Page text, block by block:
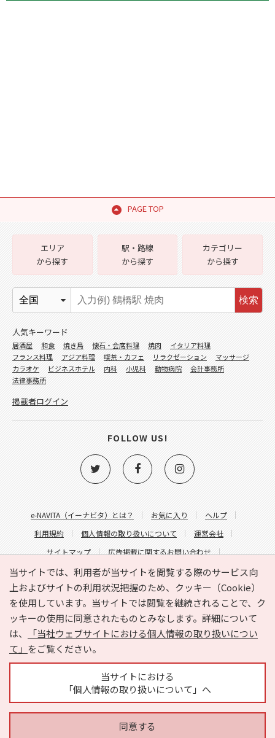
PAGE TOP
当サイトでは、利用者が当サイトを閲覧する際のサービス向
上およびサイトの利用状況把握のため、クッキー（Cookie）
を使用しています。当サイトでは閲覧を継続されることで、ク
ッキーの使用に同意されたものとみなします。詳細について
は、
「当社ウェブサイトにおける個人情報の取り扱いについ
て」 をご覧ください。
当サイトにおける
「個人情報の取り扱いについて」へ
同意する
e-NAVITA（イーナビタ）とは？ お気に入り
ヘルプ
利用規約
個人情報の取り扱いについて
運営会社
サイトマップ
広告掲載に関するお問い合わせ
サイトの内容に関するお問い合わせ
エリア
から探す
駅・路線
から探す
カテゴリー
から探す
検索
人気キーワード
居酒屋 和食 焼き鳥 懐石・会席料理 焼肉
イタリア料理
フランス料理
アジア料理 喫茶・カフェ リラクゼーション
マッサージ
カラオケ
ビジネスホテル 内科 小児科 動物病院
会計事務所
法律事務所
掲載者ログイン
FOLLOW US!
Copyright © HYOJITO.Co.,Ltd. All Rights Reserved.